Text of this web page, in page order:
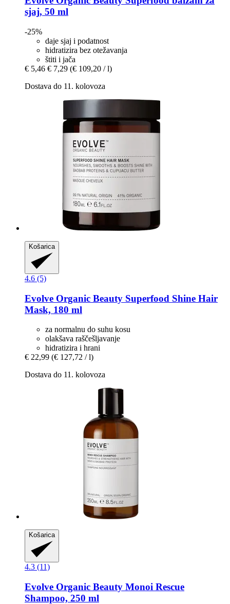
sjaj, 50 ml
-25%
daje sjaj i podatnost
hidratizira bez otežavanja
štiti i jača
€ 5,46 € 7,29 (€ 109,20 / l)
Dostava do 11. kolovoza
Košarica
4.6 (5)
Evolve Organic Beauty Superfood Shine Hair
Mask, 180 ml
za normalnu do suhu kosu
olakšava raščešljavanje
hidratizira i hrani
€ 22,99 (€ 127,72 / l)
Dostava do 11. kolovoza
Košarica
4.3 (11)
Evolve Organic Beauty Monoi Rescue
Shampoo, 250 ml